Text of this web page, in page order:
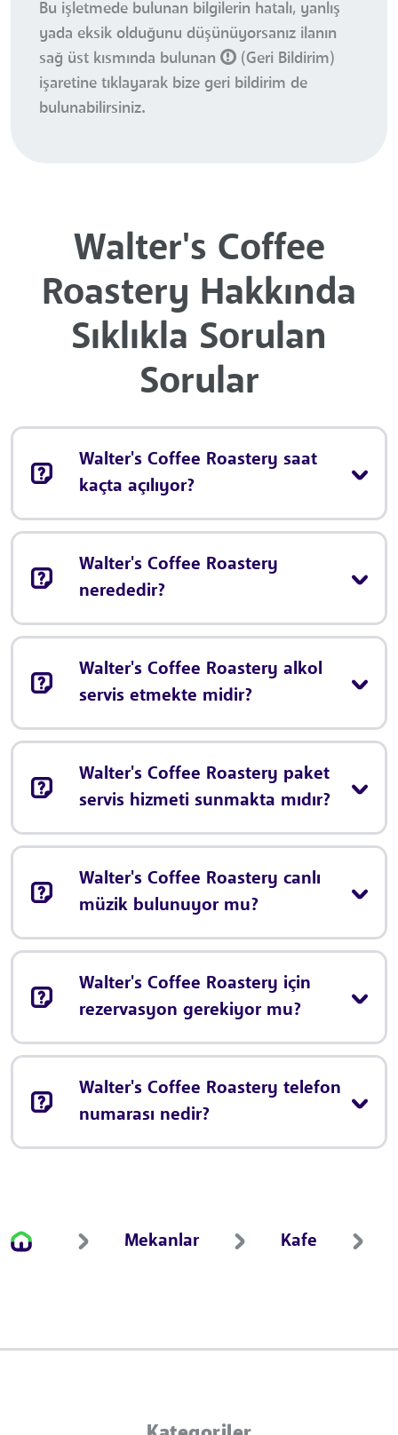
Bu işletmede bulunan bilgilerin hatalı, yanlış
yada eksik olduğunu düşünüyorsanız ilanın
sağ üst kısmında bulunan
(Geri Bildirim)
işaretine tıklayarak bize geri bildirim de
bulunabilirsiniz.
Walter's Coffee
Roastery Hakkında
Sıklıkla Sorulan
Sorular
Walter's Coffee Roastery saat
kaçta açılıyor?
Walter's Coffee Roastery
nerededir?
Walter's Coffee Roastery alkol
servis etmekte midir?
Walter's Coffee Roastery paket
servis hizmeti sunmakta mıdır?
Walter's Coffee Roastery canlı
müzik bulunuyor mu?
Walter's Coffee Roastery için
rezervasyon gerekiyor mu?
Walter's Coffee Roastery telefon
numarası nedir?
Mekanlar Kafe